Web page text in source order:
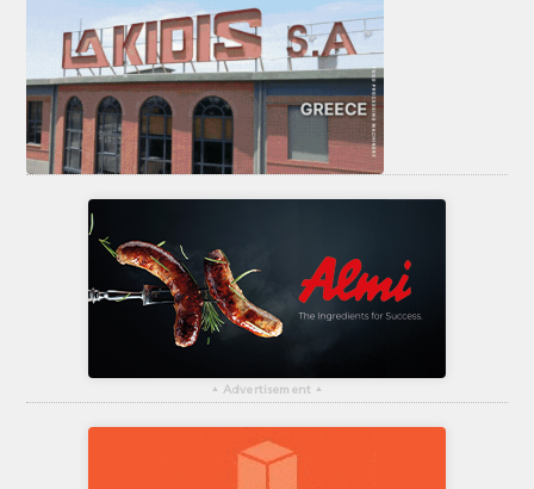
▴ Advertisement ▴